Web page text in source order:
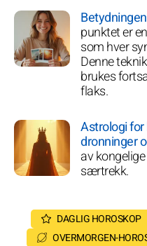
punktet er
som hver
Denne
brukes
flaks.
Astrologi
dronninger
av
særtrekk.
DAGLIG HOROSKOP
OVERMORGEN-